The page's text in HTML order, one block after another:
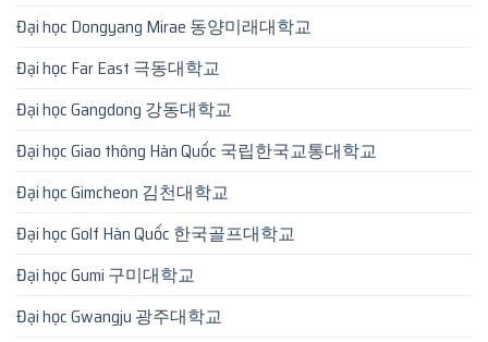
Đại học Dongyang Mirae 동양미래대학교
Đại học Far East 극동대학교
Đại học Gangdong 강동대학교
Đại học Giao thông Hàn Quốc 국립한국교통대학교
Đại học Gimcheon 김천대학교
Đại học Golf Hàn Quốc 한국골프대학교
Đại học Gumi 구미대학교
Đại học Gwangju 광주대학교